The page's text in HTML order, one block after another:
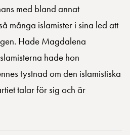
med bland annat
många islamister i sina led att
Hade Magdalena
hade hon
tystnad om den islamistiska
talar för sig och är